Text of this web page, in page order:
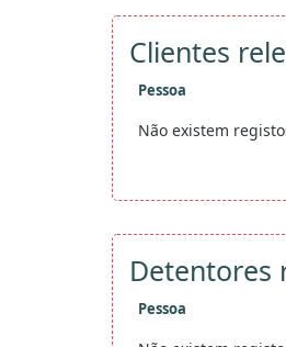
Clientes
Pessoa
Não existem
Detentores
Pessoa